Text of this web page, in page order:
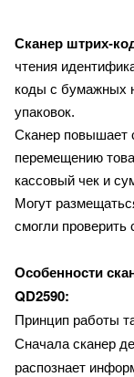
Сканер штрих-
чтения
коды с бумажных
упаковок.
Сканер повышает
перемещению
кассовый чек и
Могут
смогли проверить
Особенности
QD2590:
Принцип работы
Сначала сканер
распознает